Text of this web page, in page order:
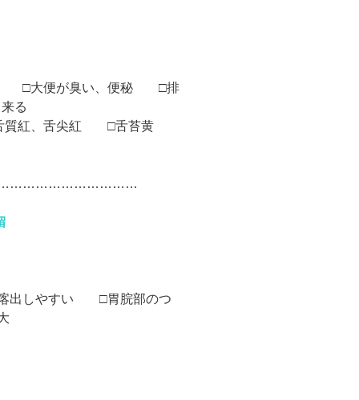
□大便が臭い、便秘 □排
る
質紅、舌尖紅 □舌苔黄
出しやすい □胃脘部のつ